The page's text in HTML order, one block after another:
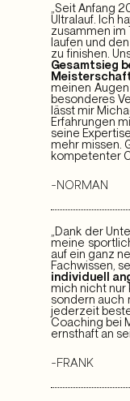
„Seit Anfang
Ultralauf. Ich
zusammen im
laufen und
zu finishen.
Gesamtsieg
meinen
besonderes
lässt mir
Erfahrungen
seine
mehr missen.
kompetenter
-NORMAN
„Dank der
meine
auf ein ganz
Fachwissen,
individuell
mich nicht
sondern auch
jederzeit
Coaching bei
ernsthaft an
–FRANK